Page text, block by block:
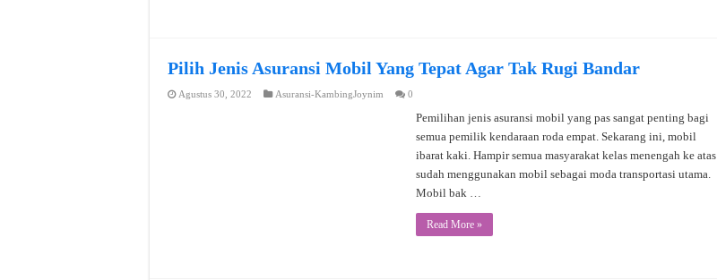
Pilih Jenis Asuransi Mobil Yang Tepat Agar Tak Rugi Bandar
Agustus 30, 2022 Asuransi-KambingJoynim 0
Pemilihan jenis asuransi mobil yang pas sangat penting bagi
semua pemilik kendaraan roda empat. Sekarang ini, mobil
ibarat kaki. Hampir semua masyarakat kelas menengah ke atas
sudah menggunakan mobil sebagai moda transportasi utama.
Mobil bak …
Read More »